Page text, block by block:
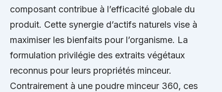
composant contribue à l’efficacité globale du
produit. Cette synergie d’actifs naturels vise à
maximiser les bienfaits pour l’organisme. La
formulation privilégie des extraits végétaux
reconnus pour leurs propriétés minceur.
Contrairement à une poudre minceur 360, ces